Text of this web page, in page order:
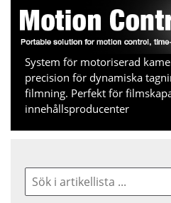
System för motoriserad
precision för dynamiska
filmning. Perfekt för
innehållsproducenter